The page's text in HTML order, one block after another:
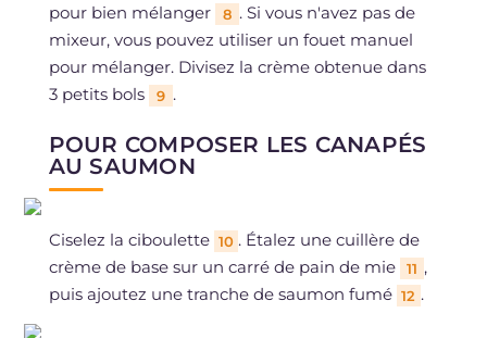
pour bien mélanger
8 . Si vous n'avez pas de
mixeur, vous pouvez utiliser un fouet manuel
pour mélanger. Divisez la crème obtenue dans
3 petits bols
9 .
POUR COMPOSER LES CANAPÉS
AU SAUMON
Ciselez la ciboulette 10 . Étalez une cuillère de
crème de base sur un carré de pain de mie
11 ,
puis ajoutez une tranche de saumon fumé 12 .